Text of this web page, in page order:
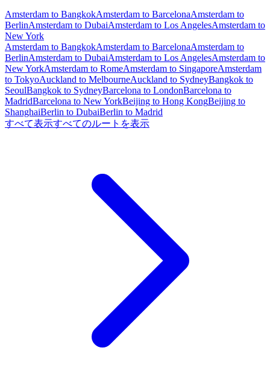
Amsterdam to BangkokAmsterdam to BarcelonaAmsterdam to
BerlinAmsterdam to DubaiAmsterdam to Los AngelesAmsterdam to
New York
Amsterdam to BangkokAmsterdam to BarcelonaAmsterdam to
BerlinAmsterdam to DubaiAmsterdam to Los AngelesAmsterdam to
New YorkAmsterdam to RomeAmsterdam to SingaporeAmsterdam
to TokyoAuckland to MelbourneAuckland to SydneyBangkok to
SeoulBangkok to SydneyBarcelona to LondonBarcelona to
MadridBarcelona to New YorkBeijing to Hong KongBeijing to
ShanghaiBerlin to DubaiBerlin to Madrid
すべて表示すべてのルートを表示